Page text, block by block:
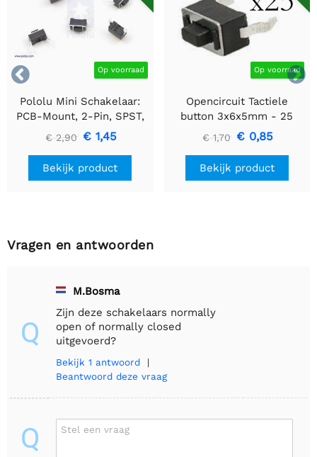

 Op voorraad
Pololu Mini Schakelaar:
PCB-Mount, 2-Pin, SPST,
50mA (5-Pack)
€ 2,90 € 1,45
Bekijk product
Op voorraad
Opencircuit Tactiele
button 3x6x5mm - 25
stuks
€ 1,70 € 0,85
Bekijk product
Vragen en antwoorden
Q
M.Bosma
Zijn deze schakelaars normally
open of normally closed
uitgevoerd?
Bekijk 1 antwoord |
Beantwoord deze vraag
Q Stel een vraag